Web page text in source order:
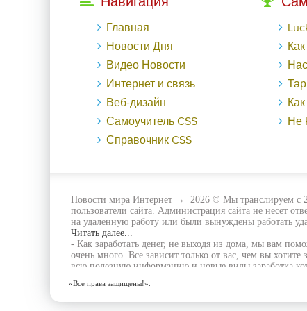
Главная
Новости Дня
Видео Новости
Интернет и связь
Веб-дизайн
Самоучитель CSS
Справочник CSS
LuckyГайд
Как
Как Черная
Не KPI
Новости мира Интернет → 2026 © Мы транслируем с
пользователи сайта. Администрация сайта не несет
на удаленную работу или были вынуждены работать
Читать далее...
- Как заработать денег, не выходя из дома, мы вам
очень много. Все зависит только от вас, чем вы
всю полезную информацию и новые виды заработка
заработка.
«Все права защищены!».